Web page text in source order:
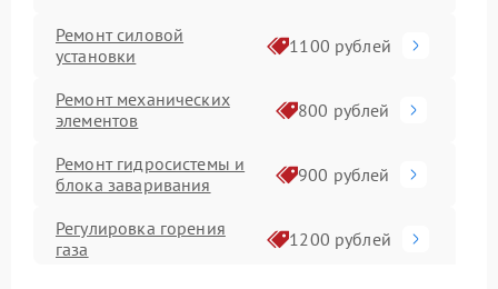
Ремонт силовой
установки
1100 рублей
Ремонт механических
элементов
800 рублей
Ремонт гидросистемы и
блока заваривания
900 рублей
Регулировка горения
газа
1200 рублей